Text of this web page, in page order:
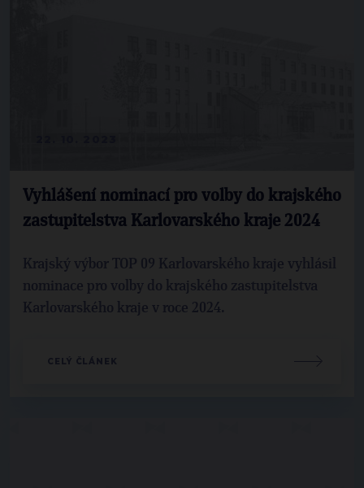
Vyhlášení nominací pro volby do krajského
zastupitelstva Karlovarského kraje 2024
Krajský výbor TOP 09 Karlovarského kraje vyhlásil
nominace pro volby do krajského zastupitelstva
Karlovarského kraje v roce 2024.
CELÝ ČLÁNEK